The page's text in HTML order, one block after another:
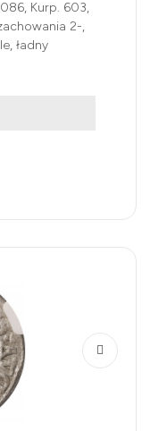
Kurp. 603,
2-,
ładny